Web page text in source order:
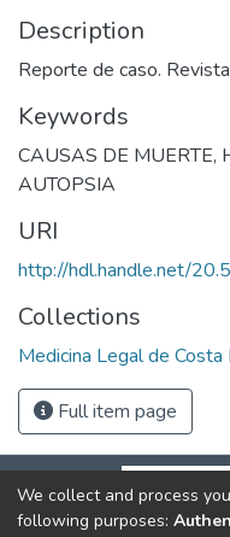
Description
Reporte de caso.
Keywords
CAUSAS DE MUERTE,
AUTOPSIA
URI
http://hdl.handle.net/
Collections
Medicina Legal de Costa
Full item page
We collect and process
following purposes: